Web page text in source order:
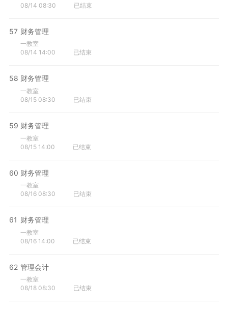
08/14 08:30
已结束
57 财务管理
一教室
08/14 14:00
已结束
58 财务管理
一教室
08/15 08:30
已结束
59 财务管理
一教室
08/15 14:00
已结束
60 财务管理
一教室
08/16 08:30
已结束
61 财务管理
一教室
08/16 14:00
已结束
62 管理会计
一教室
08/18 08:30
已结束